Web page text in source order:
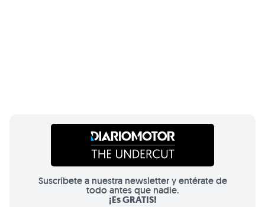
Suscríbete a nuestra newsletter y entérate de
todo antes que nadie.
¡Es GRATIS!